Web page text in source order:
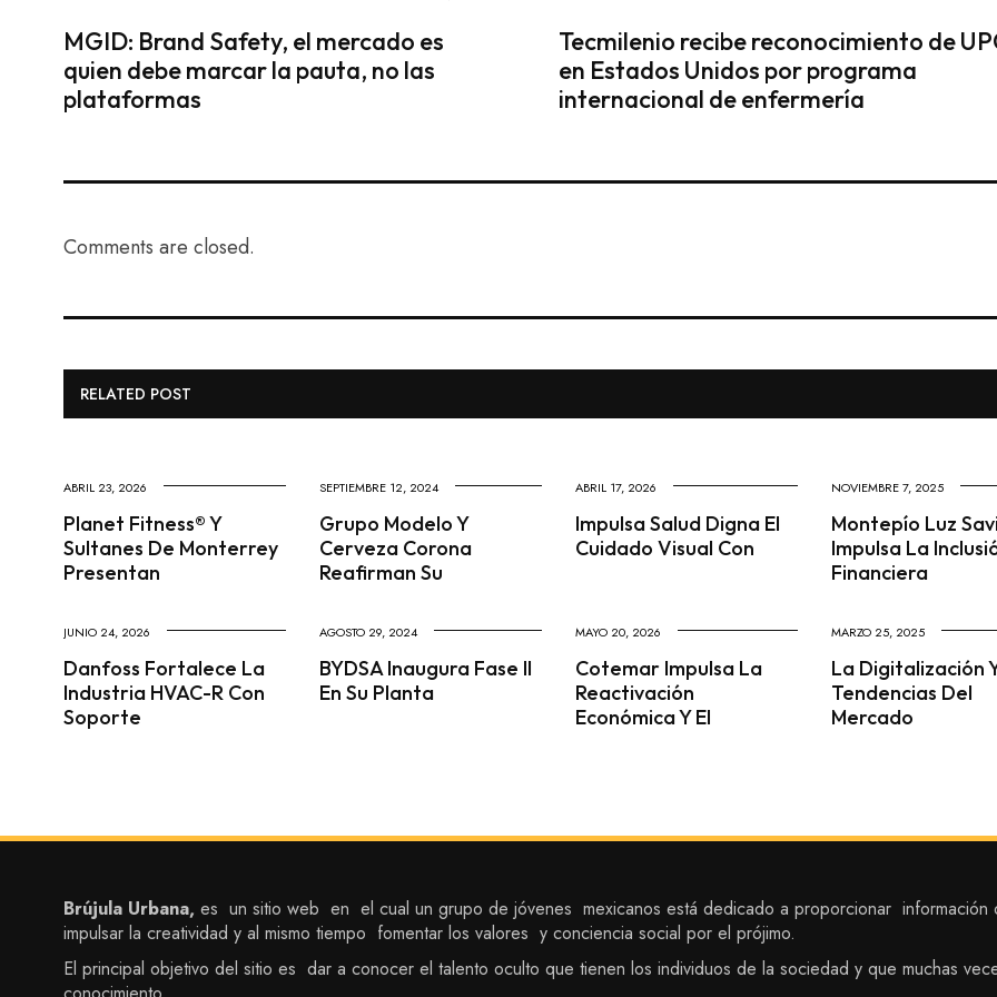
MGID: Brand Safety, el mercado es
quien debe marcar la pauta, no las
plataformas
Tecmilenio recibe reconocimiento de
en Estados Unidos por programa
internacional de enfermería
Comments are closed.
RELATED POST
ABRIL 23, 2026
Planet Fitness® Y
Sultanes De Monterrey
Presentan
SEPTIEMBRE 12, 2024
Grupo Modelo Y
Cerveza Corona
Reafirman Su
ABRIL 17, 2026
Impulsa Salud Digna El
Cuidado Visual Con
NOVIEMBRE 7, 2025
Montepío Luz
Impulsa La
Financiera
JUNIO 24, 2026
Danfoss Fortalece La
Industria HVAC-R Con
Soporte
AGOSTO 29, 2024
BYDSA Inaugura Fase II
En Su Planta
MAYO 20, 2026
Cotemar Impulsa La
Reactivación
Económica Y El
MARZO 25, 2025
La Digitalización
Tendencias Del
Mercado
Brújula Urbana, es un sitio web en el cual un grupo de jóvenes mexicanos está dedicado a proporcionar información
impulsar la creatividad y al mismo tiempo fomentar los valores y conciencia social por el prójimo.
El principal objetivo del sitio es dar a conocer el talento oculto que tienen los individuos de la sociedad y que muchas